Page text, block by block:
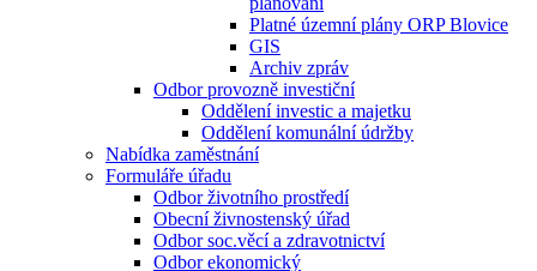
Platné územní plány ORP Blovice
GIS
Archiv zpráv
Odbor provozně investiční
Oddělení investic a majetku
Oddělení komunální údržby
Nabídka zaměstnání
Formuláře úřadu
Odbor životního prostředí
Obecní živnostenský úřad
Odbor soc.věcí a zdravotnictví
Odbor ekonomický